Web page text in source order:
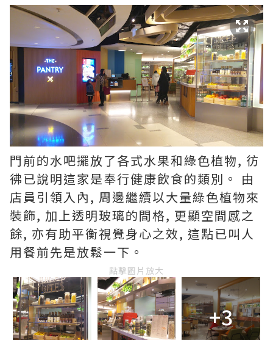
門前的水吧擺放了各式水果和綠色植物, 彷
彿已說明這家是奉行健康飲食的類別。 由
店員引領入內, 周邊繼續以大量綠色植物來
裝飾, 加上透明玻璃的間格, 更顯空間感之
餘, 亦有助平衡視覺身心之效, 這點已叫人
用餐前先是放鬆一下。
點擊圖片放大
+3